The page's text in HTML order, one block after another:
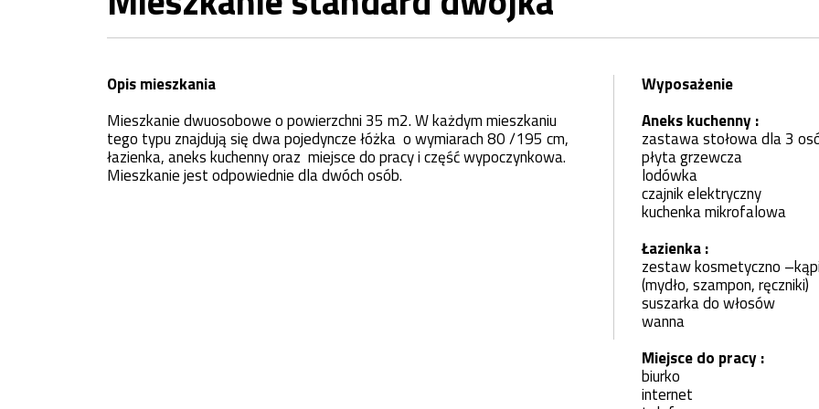
Opis mieszkania
Mieszkanie dwuosobowe o powierzchni 35 m2. W każdym mieszkaniu
tego typu znajdują się dwa pojedyncze łóżka o wymiarach 80 /195 cm,
łazienka, aneks kuchenny oraz miejsce do pracy i część wypoczynkowa.
Mieszkanie jest odpowiednie dla dwóch osób.
Wyposażenie
Aneks kuchenny :
zastawa stołowa dla 3
płyta grzewcza
lodówka
czajnik elektryczny
kuchenka mikrofalowa
Łazienka :
zestaw kosmetyczno
(mydło, szampon, ręczniki)
suszarka do włosów
wanna
Miejsce do pracy :
biurko
internet